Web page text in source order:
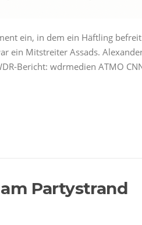
ein, in dem ein Häftling
ein Mitstreiter Assads.
Bericht: wdrmedien ATMO
Partystrand